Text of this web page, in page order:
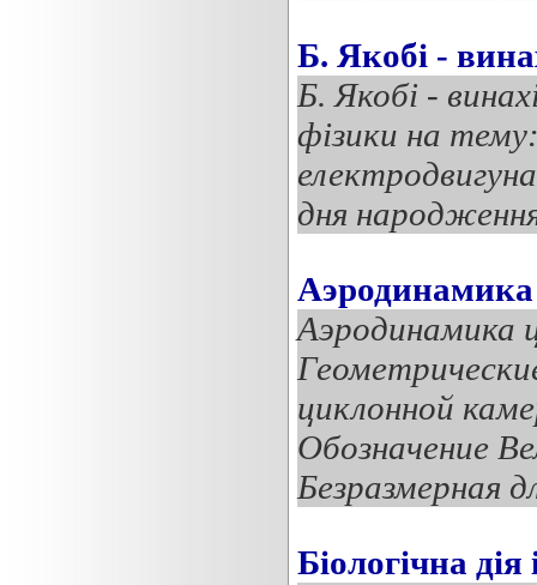
Б. Якобі -
Б. Якобі -
фізики на
дня
Аэродинамика
циклонной
Обозначение
Безразмерная
Біологічна